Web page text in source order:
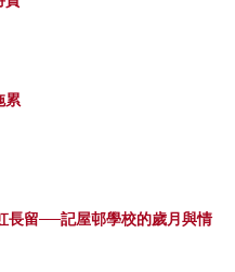
累
長留──記屋邨學校的歲月與情